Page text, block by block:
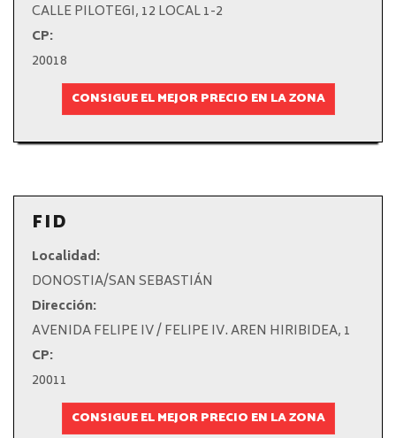
CALLE PILOTEGI, 12 LOCAL 1-2
CP:
20018
CONSIGUE EL MEJOR PRECIO EN LA ZONA
FID
Localidad:
DONOSTIA/SAN SEBASTIÁN
Dirección:
AVENIDA FELIPE IV / FELIPE IV. AREN HIRIBIDEA, 1
CP:
20011
CONSIGUE EL MEJOR PRECIO EN LA ZONA